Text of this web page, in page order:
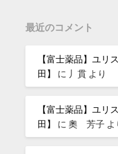
最近のコメント
【富士薬品】ユリ
田】
に 丿貫 より
【富士薬品】ユリ
田】
に奧 芳子 よ